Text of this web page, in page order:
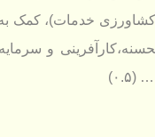
خدمات)، كمک به
و